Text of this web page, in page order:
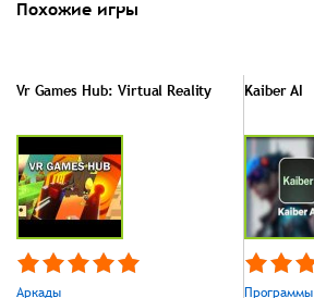
Похожие игры
Vr Games Hub: Virtual Reality
Аркады
Kaiber AI
Программы